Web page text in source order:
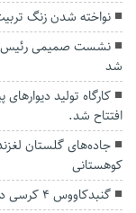
نواخته شدن زنگ
نشست صمیمی رئیس
شد
کارگاه تولید
افتتاح شد.
جاده‌های گلستان
کوهستانی
گنبدکاووس ۴ کرسی در تیم‌های ملی «فوتوالی» و کشتی «گورش» دارد